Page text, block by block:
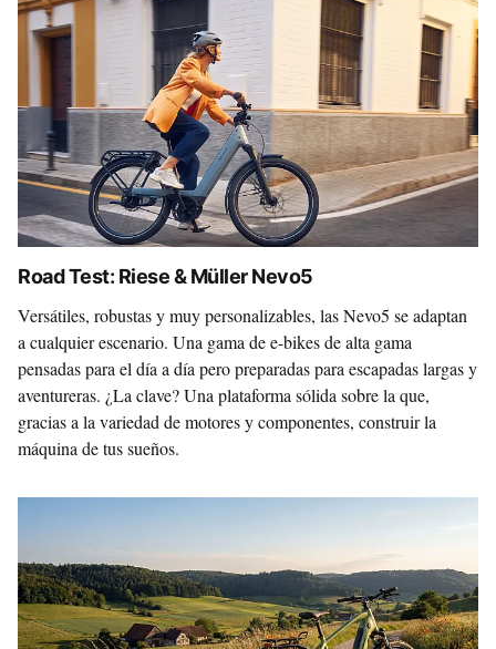
Road Test: Riese & Müller Nevo5
Versátiles, robustas y muy personalizables, las Nevo5 se adaptan
a cualquier escenario. Una gama de e-bikes de alta gama
pensadas para el día a día pero preparadas para escapadas largas y
aventureras. ¿La clave? Una plataforma sólida sobre la que,
gracias a la variedad de motores y componentes, construir la
máquina de tus sueños.